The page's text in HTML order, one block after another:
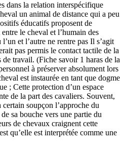
dans la relation interspécifique
un animal de distance qui a peu
éducatifs proposent de
le cheval et l’humain des
et l’autre ne rentre pas Il s’agit
pas permis le contact tactile de la
de travail. (Fiche savoir 1 haras de la
à préserver absolument lors
est instaurée en tant que dogme
; Cette protection d’un espace
de la part des cavaliers. Souvent,
soupçon l’approche du
sa bouche vers une partie du
de chevaux craignent cette
qu’elle est interprétée comme une